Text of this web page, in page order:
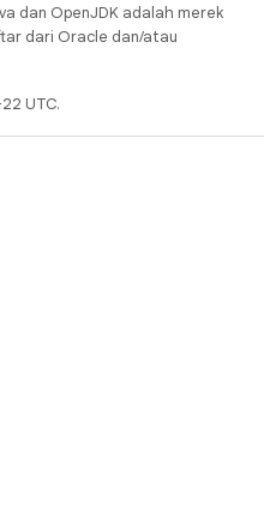
dan OpenJDK adalah merek
dari Oracle dan/atau
UTC.